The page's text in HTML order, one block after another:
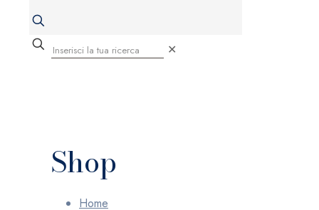
✕
Shop
Home